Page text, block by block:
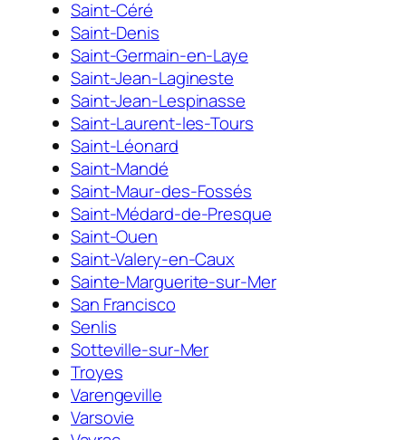
Saint-Céré
Saint-Denis
Saint-Germain-en-Laye
Saint-Jean-Lagineste
Saint-Jean-Lespinasse
Saint-Laurent-les-Tours
Saint-Léonard
Saint-Mandé
Saint-Maur-des-Fossés
Saint-Médard-de-Presque
Saint-Ouen
Saint-Valery-en-Caux
Sainte-Marguerite-sur-Mer
San Francisco
Senlis
Sotteville-sur-Mer
Troyes
Varengeville
Varsovie